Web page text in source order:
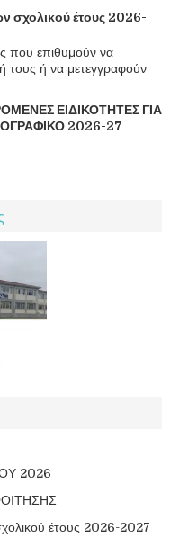
σχολικού έτους 2026-
που επιθυμούν να
τους ή να μετεγγραφούν
ΕΙΔΙΚΟΤΗΤΕΣ ΓΙΑ
2026-27
2026
έτους 2026-2027